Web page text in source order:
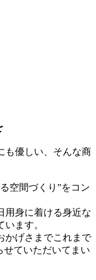
も優しい、そんな商
空間づくり”をコン
用身に着ける身近な
ます。
かげさまでこれまで
せていただいてまい